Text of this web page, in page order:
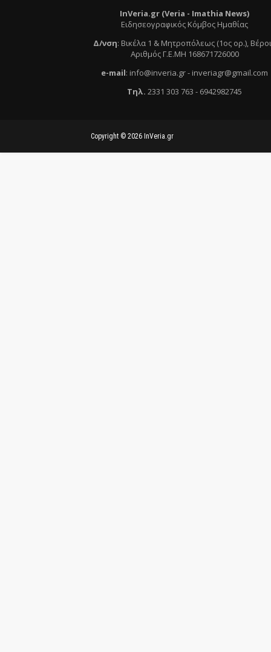
InVeria.gr (Veria - Ιmathia News)
Ειδησεογραφικός Κόμβος Ημαθίας
Δ/νση: Βικέλα 1 & Μητροπόλεως (1ος ορ.),
Αριθμός Γ.Ε.ΜΗ 168671726000
e-mail: info@inveria.gr- inveriagr@gmail.com
Τηλ. 2331 303 763 - 6942982745
Copyright © 2026 InVeria.gr